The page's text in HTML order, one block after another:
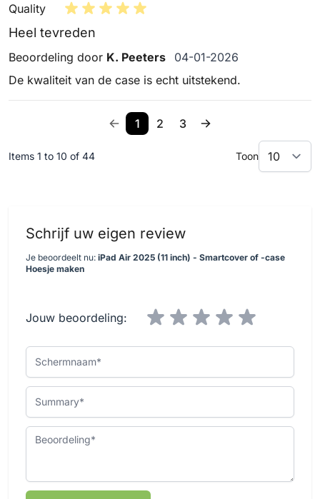
Quality
Heel tevreden
Beoordeling door K. Peeters 4 januari 2026
04-01-2026
De kwaliteit van de case is echt uitstekend.
1 2 3
Items 1 to 10 of 44 Toon
Schrijf uw eigen review
Je beoordeelt nu: iPad Air 2025 (11 inch) - Smartcover of -case
Hoesje maken
Jouw beoordeling:
Schermnaam
Summary
Beoordeling